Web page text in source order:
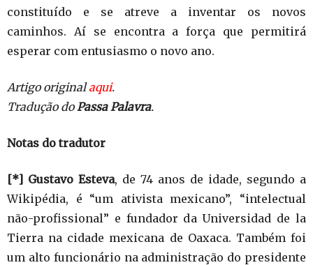
constituído e se atreve a inventar os novos
caminhos. Aí se encontra a força que permitirá
esperar com entusiasmo o novo ano.
Artigo originalaqui.
Tradução doPassa Palavra.
Notas do tradutor
[*] Gustavo Esteva, de 74 anos de idade, segundo a
Wikipédia, é “um ativista mexicano”, “intelectual
não-profissional” e fundador da Universidad de la
Tierra na cidade mexicana de Oaxaca. Também foi
um alto funcionário na administração do presidente